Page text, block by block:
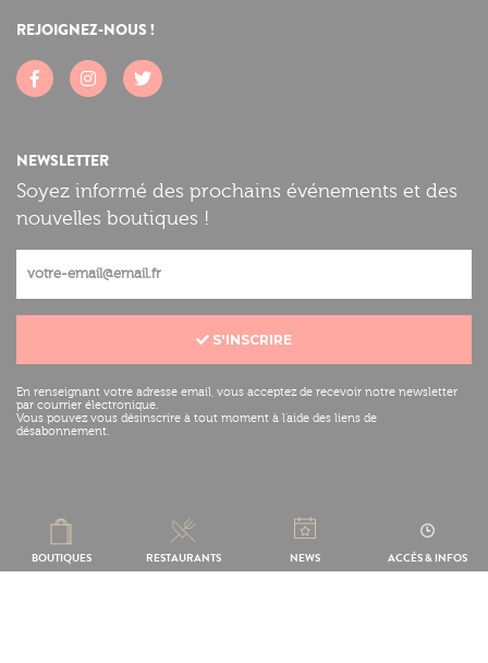
BOUTIQUES RESTAURANTS NEWS ACCÈS & INFOS
REJOIGNEZ-NOUS !
NEWSLETTER
Soyez informé des prochains événements et des
nouvelles boutiques !
S'INSCRIRE
En renseignant votre adresse email, vous acceptez de recevoir notre newsletter
par courrier électronique.
Vous pouvez vous désinscrire à tout moment à l'aide des liens de
désabonnement.
Mentions légales Réalisation :